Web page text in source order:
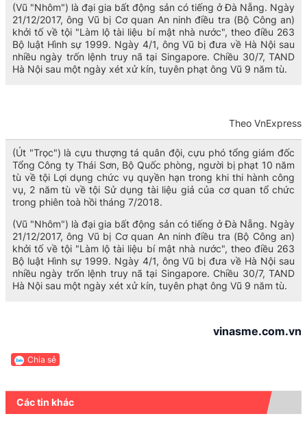
(Vũ "Nhôm") là đại gia bất động sản có tiếng ở Đà Nẵng. Ngày
21/12/2017, ông Vũ bị Cơ quan An ninh điều tra (Bộ Công an)
khởi tố về tội "Làm lộ tài liệu bí mật nhà nước", theo điều 263
Bộ luật Hình sự 1999. Ngày 4/1, ông Vũ bị đưa về Hà Nội sau
nhiều ngày trốn lệnh truy nã tại Singapore. Chiều 30/7, TAND
Hà Nội sau một ngày xét xử kín, tuyên phạt ông Vũ 9 năm tù.
Theo VnExpress
(Út "Trọc") là cựu thượng tá quân đội, cựu phó tổng giám đốc
Tổng Công ty Thái Sơn, Bộ Quốc phòng, người bị phạt 10 năm
tù về tội Lợi dụng chức vụ quyền hạn trong khi thi hành công
vụ, 2 năm tù về tội Sử dụng tài liệu giả của cơ quan tổ chức
trong phiên toà hồi tháng 7/2018.
(Vũ "Nhôm") là đại gia bất động sản có tiếng ở Đà Nẵng. Ngày
21/12/2017, ông Vũ bị Cơ quan An ninh điều tra (Bộ Công an)
khởi tố về tội "Làm lộ tài liệu bí mật nhà nước", theo điều 263
Bộ luật Hình sự 1999. Ngày 4/1, ông Vũ bị đưa về Hà Nội sau
nhiều ngày trốn lệnh truy nã tại Singapore. Chiều 30/7, TAND
Hà Nội sau một ngày xét xử kín, tuyên phạt ông Vũ 9 năm tù.
vinasme.com.vn
Chia sẻ
Các tin khác